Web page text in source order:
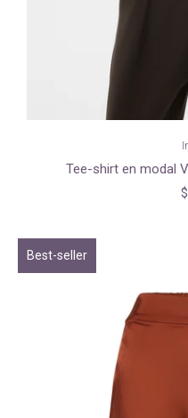
Tee-shirt en modal
Best-seller